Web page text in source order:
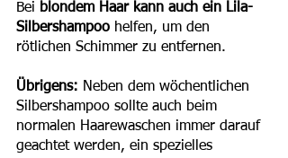
Bei blondem Haar kann auch ein Lila-
Silbershampoo helfen, um den
rötlichen Schimmer zu entfernen.
Übrigens: Neben dem wöchentlichen
Silbershampoo sollte auch beim
normalen Haarewaschen immer darauf
geachtet werden, ein spezielles